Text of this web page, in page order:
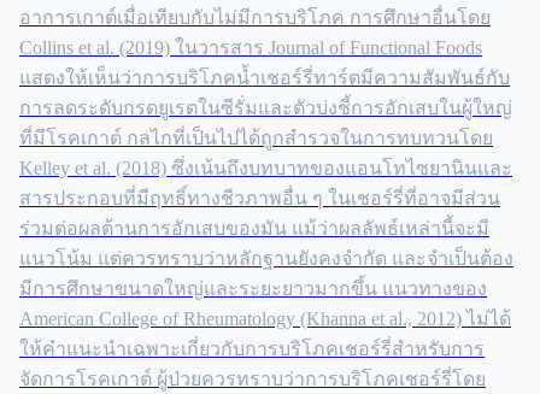
อาการเกาต์เมื่อเทียบกับไม่มีการบริโภค การศึกษาอื่นโดย
Collins et al. (2019) ในวารสาร Journal of Functional Foods
แสดงให้เห็นว่าการบริโภคน้ำเชอร์รี่ทาร์ตมีความสัมพันธ์กับ
การลดระดับกรดยูเรตในซีรั่มและตัวบ่งชี้การอักเสบในผู้ใหญ่
ที่มีโรคเกาต์ กลไกที่เป็นไปได้ถูกสำรวจในการทบทวนโดย
Kelley et al. (2018) ซึ่งเน้นถึงบทบาทของแอนโทไซยานินและ
สารประกอบที่มีฤทธิ์ทางชีวภาพอื่น ๆ ในเชอร์รี่ที่อาจมีส่วน
ร่วมต่อผลต้านการอักเสบของมัน แม้ว่าผลลัพธ์เหล่านี้จะมี
แนวโน้ม แต่ควรทราบว่าหลักฐานยังคงจำกัด และจำเป็นต้อง
มีการศึกษาขนาดใหญ่และระยะยาวมากขึ้น แนวทางของ
American College of Rheumatology (Khanna et al., 2012) ไม่ได้
ให้คำแนะนำเฉพาะเกี่ยวกับการบริโภคเชอร์รี่สำหรับการ
จัดการโรคเกาต์ ผู้ป่วยควรทราบว่าการบริโภคเชอร์รี่โดย